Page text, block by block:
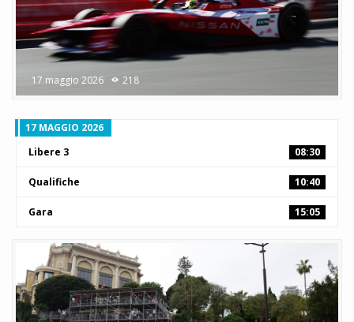
17 maggio 2026 218
17 MAGGIO 2026
Libere 3
08:30
Qualifiche 10:40
Gara 15:05